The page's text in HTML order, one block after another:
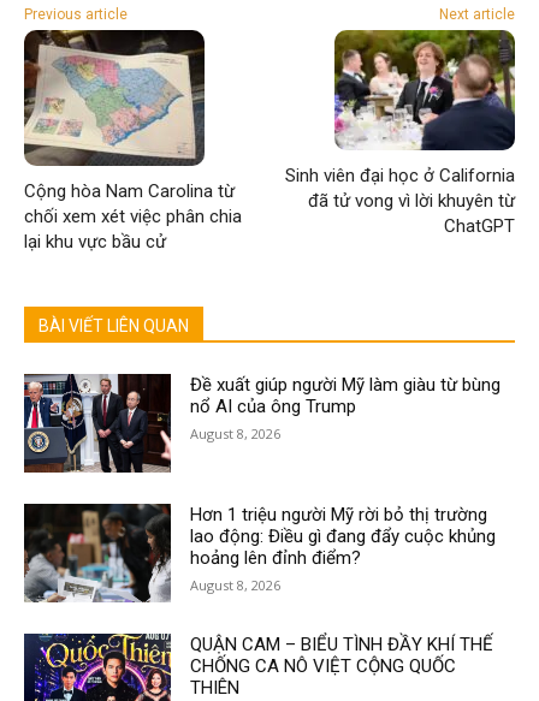
Previous article
Cộng hòa Nam Carolina từ
chối xem xét việc phân chia
lại khu vực bầu cử
Next article
Sinh viên đại học ở California
đã tử vong vì lời khuyên từ
ChatGPT
BÀI VIẾT LIÊN QUAN
Đề xuất giúp người Mỹ làm giàu từ bùng
nổ AI của ông Trump
August 8, 2026
Hơn 1 triệu người Mỹ rời bỏ thị trường
lao động: Điều gì đang đẩy cuộc khủng
hoảng lên đỉnh điểm?
August 8, 2026
QUẬN CAM – BIỂU TÌNH ĐẦY KHÍ THẾ
CHỐNG CA NÔ VIỆT CỘNG QUỐC
THIÊN